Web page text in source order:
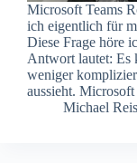
Microsoft Teams
ich eigentlich für
Diese Frage höre
Antwort lautet: Es
weniger
aussieht.
Michael